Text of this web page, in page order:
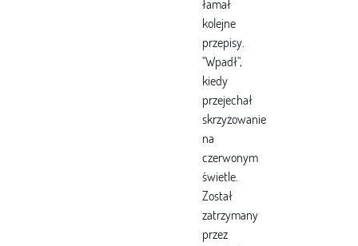
łamał
kolejne
przepisy.
"Wpadł",
kiedy
przejechał
skrzyżowanie
na
czerwonym
świetle.
Został
zatrzymany
przez